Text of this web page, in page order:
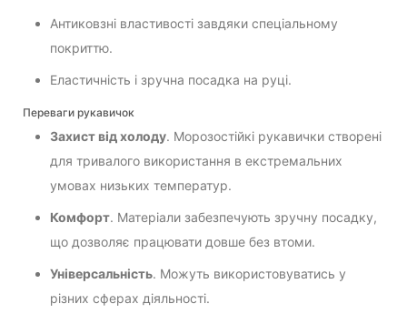
Антиковзні властивості завдяки спеціальному
покриттю.
Еластичність і зручна посадка на руці.
Переваги рукавичок
Захист від холоду. Морозостійкі рукавички створені
для тривалого використання в екстремальних
умовах низьких температур.
Комфорт. Матеріали забезпечують зручну посадку,
що дозволяє працювати довше без втоми.
Універсальність. Можуть використовуватись у
різних сферах діяльності.